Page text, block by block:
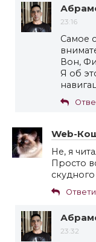
23:16
Самое
Вон,
Я об
Web-
Не, я
Просто
23:32